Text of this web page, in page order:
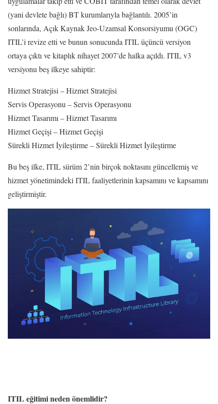
(yani devlete bağlı) BT kurumlarıyla bağlantılı. 2005’in
sonlarında, Açık Kaynak Jeo-Uzamsal Konsorsiyumu (OGC)
ITIL’i revize etti ve bunun sonucunda ITIL üçüncü versiyon
ortaya çıktı ve kitaplık nihayet 2007’de halka açıldı. ITIL v3
versiyonu beş ilkeye sahiptir:
Hizmet Stratejisi – Hizmet Stratejisi
Servis Operasyonu – Servis Operasyonu
Hizmet Tasarımı – Hizmet Tasarımı
Hizmet Geçişi – Hizmet Geçişi
Sürekli Hizmet İyileştirme – Sürekli Hizmet İyileştirme
Bu beş ilke, ITIL sürüm 2’nin birçok noktasını güncellemiş ve
hizmet yönetimindeki ITIL faaliyetlerinin kapsamını ve kapsamını
geliştirmiştir.
ITIL eğitimi neden önemlidir?